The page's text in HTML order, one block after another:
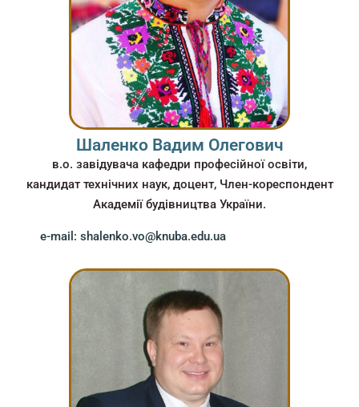
Шаленко Вадим Олегович
в.о. завідувача кафедри професійної освіти,
кандидат технічних наук, доцент, Член-кореспондент
Академії будівництва України.
e-mail: shalenko.vo@knuba.edu.ua